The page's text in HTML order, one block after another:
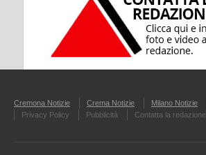
Cremona Notizie Crema Notizie Milano Notizie
Privacy Policy
Pubblicità Contatta la redazione